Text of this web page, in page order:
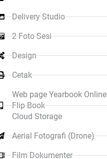
Delivery Studio
2 Foto Sesi
Design
Cetak
Web page Yearbook Online
Flip Book
Cloud Storage
Aerial Fotografi (Drone)
Film Dokumenter